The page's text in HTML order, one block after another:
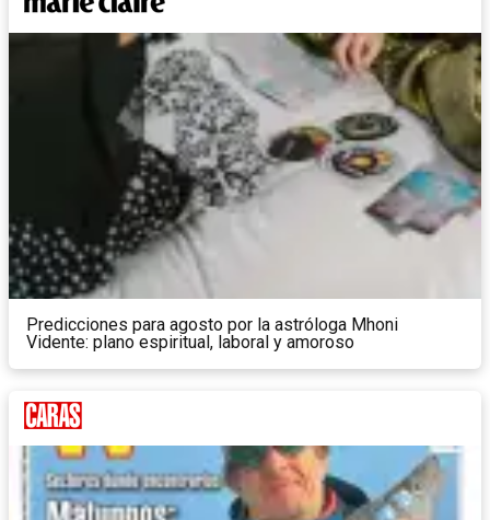
Predicciones para agosto por la astróloga Mhoni
Vidente: plano espiritual, laboral y amoroso